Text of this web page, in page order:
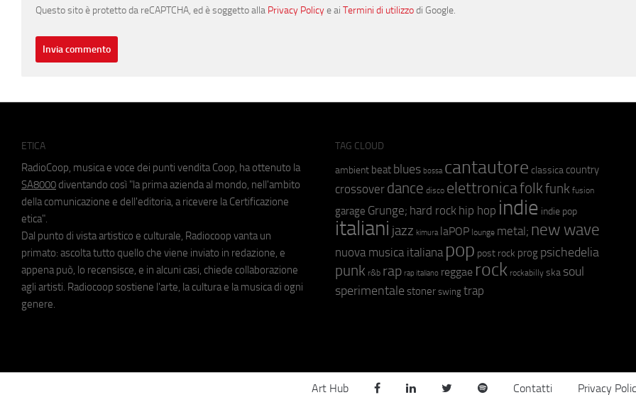
Questo sito è protetto da reCAPTCHA, ed è soggetto alla Privacy Policye ai Termini di utilizzodi Google.
ETICA
RadioCoop, musica e voce dei punti vendita Coop, ha ottenuto la
SA8000 diventando così "la prima azienda al mondo, nell'ambito
della comunicazione e dell'editoria, a ricevere la Certificazione
etica".
Dal punto di vista artistico e culturale, Radiocoop vanta un
primato: ascolta tutto quello che viene inviato in redazione, e
appena può, lo recensisce, e in alcuni casi, chiede collaborazione
agli artisti. Radiocoop sostiene l'arte, la cultura e la musica di ogni
genere.
TAG CLOUD
ambient beat blues bossa cantautore classica country
crossover dance disco elettronicafolkfunk fusion
garage Grunge; hard rock hip hop indie indie pop
italiani jazz kimura laPOP lounge metal; new wave
nuova musica italiana pop post rock prog psichedelia
punk r&b rap rap italiano reggae rock rockabilly ska soul
sperimentale stoner swing trap
Art Hub Contatti Privacy